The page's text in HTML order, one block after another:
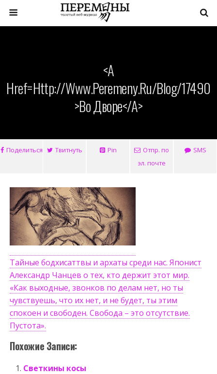
<a
Href=http://www.peremeny.ru/blog/17490
>Во Дворе</a>
Поделиться Твитнуть Pin
Отпр. по
эл. почте
SMS
Тайные бодхисаттвы и архаты среди нас. Японист
Александр Чанцев о тех, кто держит этот мир.
«Как выходные, звонков по делам нет, но ты
чувствуешь, что их нет, и не будет, ты этим
спокоен и свободен. Свобода – это отсутствие.
Пустота».
Похожие Записи:
Светкины косы